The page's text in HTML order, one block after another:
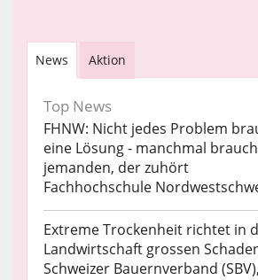
News Aktion
Top News
FHNW: Nicht jedes Problem
eine Lösung - manchmal
jemanden, der zuhört
Fachhochschule
Extreme Trockenheit richtet in
Landwirtschaft grossen
Schweizer Bauernverband